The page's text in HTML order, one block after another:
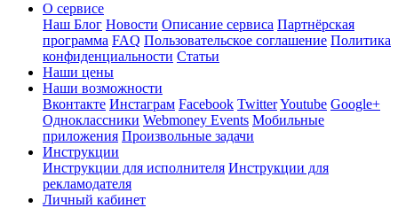
О сервисе
Наш Блог Новости Описание сервиса Партнёрская
программа FAQ Пользовательское соглашение Политика
конфиденциальности Статьи
Наши цены
Наши возможности
Вконтакте Инстаграм Facebook TwitterYoutube Google+
Одноклассники Webmoney Events Мобильные
приложения Произвольные задачи
Инструкции
Инструкции для исполнителя Инструкции для
рекламодателя
Личный кабинет